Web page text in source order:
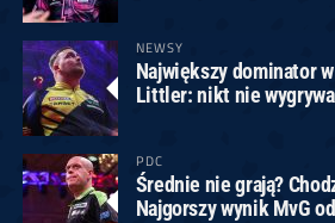
NEWSY
Największy dominator
Littler: nikt nie
PDC
Średnie nie grają?
Najgorszy wynik MvG